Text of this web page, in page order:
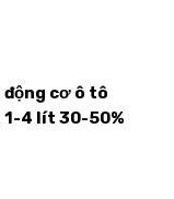
động cơ ô tô
1-4 lít 30-50%